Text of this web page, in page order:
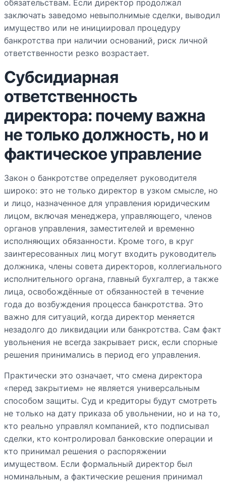
обязательствам. Если директор продолжал
заключать заведомо невыполнимые сделки, выводил
имущество или не инициировал процедуру
банкротства при наличии оснований, риск личной
ответственности резко возрастает.
Субсидиарная
ответственность
директора: почему важна
не только должность, но и
фактическое управление
Закон о банкротстве определяет руководителя
широко: это не только директор в узком смысле, но
и лицо, назначенное для управления юридическим
лицом, включая менеджера, управляющего, членов
органов управления, заместителей и временно
исполняющих обязанности. Кроме того, в круг
заинтересованных лиц могут входить руководитель
должника, члены совета директоров, коллегиального
исполнительного органа, главный бухгалтер, а также
лица, освобождённые от обязанностей в течение
года до возбуждения процесса банкротства. Это
важно для ситуаций, когда директор меняется
незадолго до ликвидации или банкротства. Сам факт
увольнения не всегда закрывает риск, если спорные
решения принимались в период его управления.
Практически это означает, что смена директора
«перед закрытием» не является универсальным
способом защиты. Суд и кредиторы будут смотреть
не только на дату приказа об увольнении, но и на то,
кто реально управлял компанией, кто подписывал
сделки, кто контролировал банковские операции и
кто принимал решения о распоряжении
имуществом. Если формальный директор был
номинальным, а фактические решения принимал